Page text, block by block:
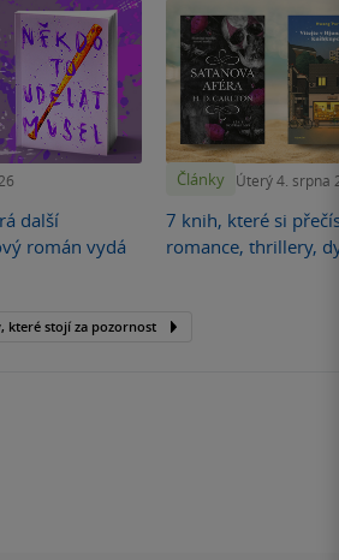
další
román vydá
Články Úterý 4. srpna
7 knih, které si
romance, thrillery,
které stojí za pozornost